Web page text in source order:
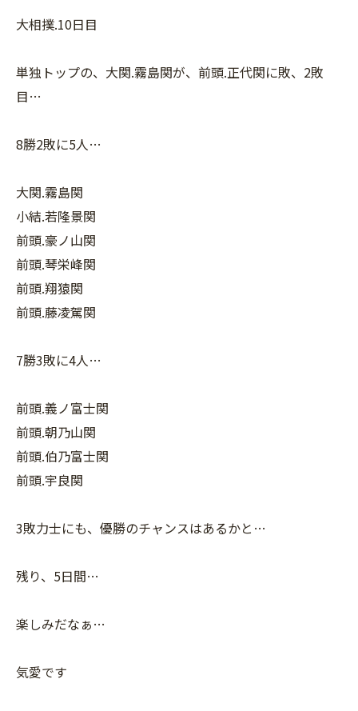
大相撲.10日目
単独トップの、大関.霧島関が、前頭.正代関に敗、2敗
目…
8勝2敗に5人…
大関.霧島関
小結.若隆景関
前頭.豪ノ山関
前頭.琴栄峰関
前頭.翔猿関
前頭.藤凌駕関
7勝3敗に4人…
前頭.義ノ富士関
前頭.朝乃山関
前頭.伯乃富士関
前頭.宇良関
3敗力士にも、優勝のチャンスはあるかと…
残り、5日間…
楽しみだなぁ…
気愛です